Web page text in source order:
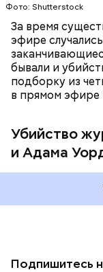
Фото: Shutterstock
За время
эфире
бывали и
подборку из
в прямом эфире
Убийство
и Адама
Фото: соцсети
ответом на
Чарлстоне,
ранее. Сам
по его словам,
дискриминации
добавил, что
расистское
«подсидела», а
Подпишитесь